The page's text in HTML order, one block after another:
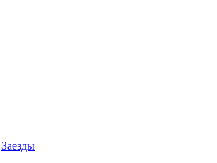
Заезды